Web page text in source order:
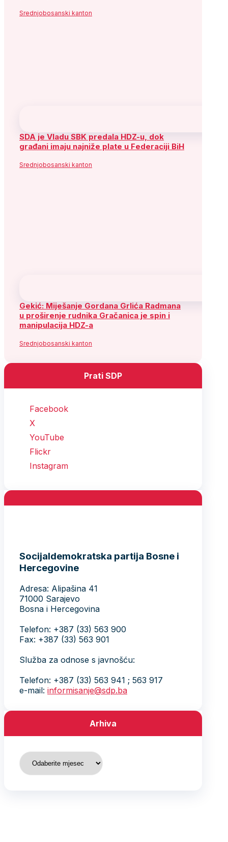
Srednjobosanski kanton
SDA je Vladu SBK predala HDZ-u, dok
građani imaju najniže plate u Federaciji BiH
Srednjobosanski kanton
Gekić: Miješanje Gordana Grlića Radmana
u proširenje rudnika Gračanica je spin i
manipulacija HDZ-a
Srednjobosanski kanton
Prati SDP
Facebook
X
YouTube
Flickr
Instagram
Socijaldemokratska partija Bosne i
Hercegovine
Adresa: Alipašina 41
71000 Sarajevo
Bosna i Hercegovina
Telefon: +387 (33) 563 900
Fax: +387 (33) 563 901
Služba za odnose s javnošću:
Telefon: +387 (33) 563 941 ; 563 917
e-mail: informisanje@sdp.ba
Arhiva
Arhiva